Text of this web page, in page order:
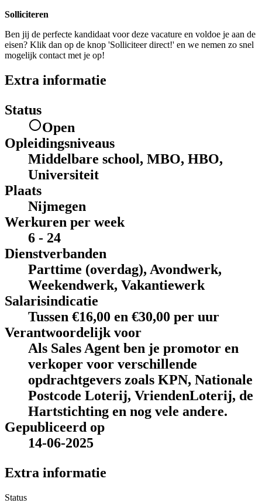
Solliciteren
Ben jij de perfecte kandidaat voor deze vacature en voldoe je aan de
eisen? Klik dan op de knop 'Solliciteer direct!' en we nemen zo snel
mogelijk contact met je op!
Extra informatie
Status
Open
Opleidingsniveaus
Middelbare school, MBO, HBO,
Universiteit
Plaats
Nijmegen
Werkuren per week
6 - 24
Dienstverbanden
Parttime (overdag), Avondwerk,
Weekendwerk, Vakantiewerk
Salarisindicatie
Tussen €16,00 en €30,00 per uur
Verantwoordelijk voor
Als Sales Agent ben je promotor en
verkoper voor verschillende
opdrachtgevers zoals KPN, Nationale
Postcode Loterij, VriendenLoterij, de
Hartstichting en nog vele andere.
Gepubliceerd op
14-06-2025
Extra informatie
Status